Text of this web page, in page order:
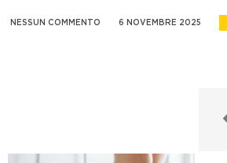
NESSUN COMMENTO 6 NOVEMBRE 2025